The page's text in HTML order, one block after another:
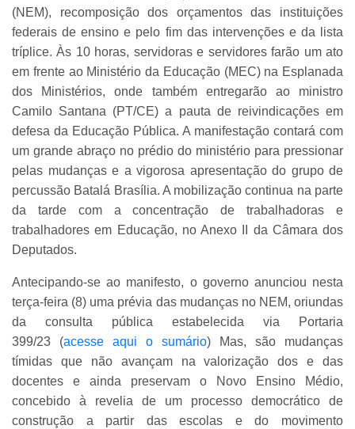
(NEM), recomposição dos orçamentos das instituições
federais de ensino e pelo fim das intervenções e da lista
tríplice. Às 10 horas, servidoras e servidores farão um ato
em frente ao Ministério da Educação (MEC) na Esplanada
dos Ministérios, onde também entregarão ao ministro
Camilo Santana (PT/CE) a pauta de reivindicações em
defesa da Educação Pública. A manifestação contará com
um grande abraço no prédio do ministério para pressionar
pelas mudanças e a vigorosa apresentação do grupo de
percussão Batalá Brasília. A mobilização continua na parte
da tarde com a concentração de trabalhadoras e
trabalhadores em Educação, no Anexo II da Câmara dos
Deputados.
Antecipando-se ao manifesto, o governo anunciou nesta
terça-feira (8) uma prévia das mudanças no NEM, oriundas
da consulta pública estabelecida via Portaria
399/23 (acesse aqui o sumário) Mas, são mudanças
tímidas que não avançam na valorização dos e das
docentes e ainda preservam o Novo Ensino Médio,
concebido à revelia de um processo democrático de
construção a partir das escolas e do movimento